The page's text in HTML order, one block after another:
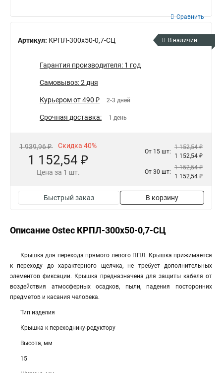
Артикул: КРПЛ-300х50-0,7-СЦ
Сравнить
В наличии
Гарантия производителя: 1 год
Самовывоз: 2 дня
Курьером от 490 ₽ 2-3 дней
Срочная доставка: 1 день
1 939,96 ₽ Скидка 40%
1 152,54 ₽
Цена за 1 шт.
От 15 шт:
1 152,54 ₽
1 152,54 ₽
От 30 шт:
1 152,54 ₽
1 152,54 ₽
Быстрый заказ В корзину
Описание Ostec КРПЛ-300х50-0,7-СЦ
Крышка для перехода прямого левого ППЛ. Крышка прижимается
к переходу до характерного щелчка, не требует дополнительных
элементов фиксации. Крышка предназначена для защиты кабеля от
воздействия атмосферных осадков, пыли, падения посторонних
предметов и касания человека.
Тип изделия
Крышка к переходнику-редуктору
Высота, мм
15